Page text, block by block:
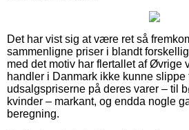
Det har vist sig at være ret så
sammenligne priser i blandt
med det motiv har flertallet af Øvrige
handler i Danmark ikke kunne slippe
udsalgspriserne på deres varer – til
kvinder – markant, og endda nogle
beregning.